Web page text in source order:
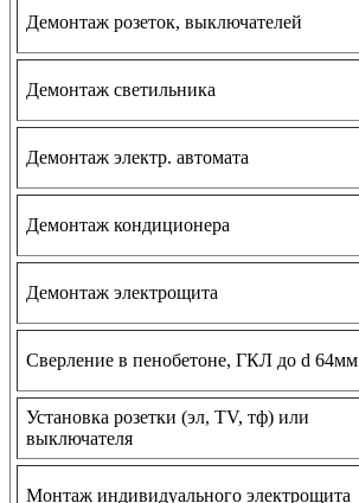
Демонтаж розеток, выключателей
Демонтаж светильника
Демонтаж электр. автомата
Демонтаж кондиционера
Демонтаж электрощита
Сверление в пенобетоне, ГКЛ до d 64мм
Установка розетки (эл, TV, тф) или
выключателя
Монтаж индивидуального электрощита